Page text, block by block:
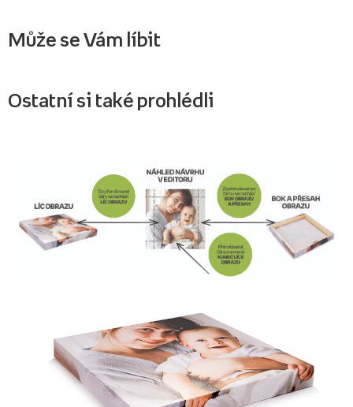
Může se Vám líbit
Ostatní si také prohlédli